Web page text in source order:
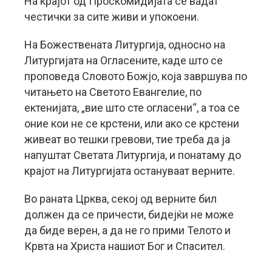
честички за сите живи и упокоени.
На Божествената Литургија, односно на
Литургијата на Огласените, каде што се
проповеда Словото Божјо, која завршува по
читањето на Светото Евангелие, по
ектенијата, „вие што сте огласени“, а тоа се
оние кои не се крстени, или ако се крстени
живеат во тешки гревови, тие треба да ја
напуштат Светата Литургија, и понатаму до
крајот на Литургијата остануваат верните.
Во раната Црква, секој од верните бил
должен да се причести, бидејќи не може
да биде верен, а да не го прими Телото и
Крвта на Христа нашиот Бог и Спасител.